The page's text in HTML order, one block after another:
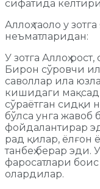
сифатида
Аллоҳ таоло у
неъматларидан:
У зотга Аллоҳ
Бирон сўровчи
саволлар ила
кишидаги
сўраётган сидқи
бўлса унга жавоб
фойдалантирар
рад қилар, ёлғон
танбеҳ берар эди. У
фаросатлари
олардилар.